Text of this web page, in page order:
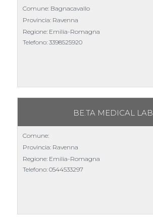
Comune: Bagnacavallo
Provincia: Ravenna
Regione: Emilia-Romagna
Telefono: 3398525920
BE.TA MEDICAL LAB
Comune:
Provincia: Ravenna
Regione: Emilia-Romagna
Telefono: 0544533297